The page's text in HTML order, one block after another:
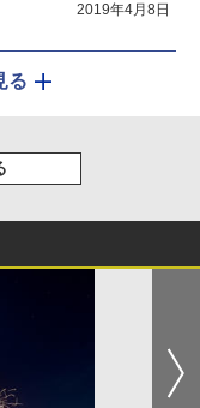
2019年4月8日
る